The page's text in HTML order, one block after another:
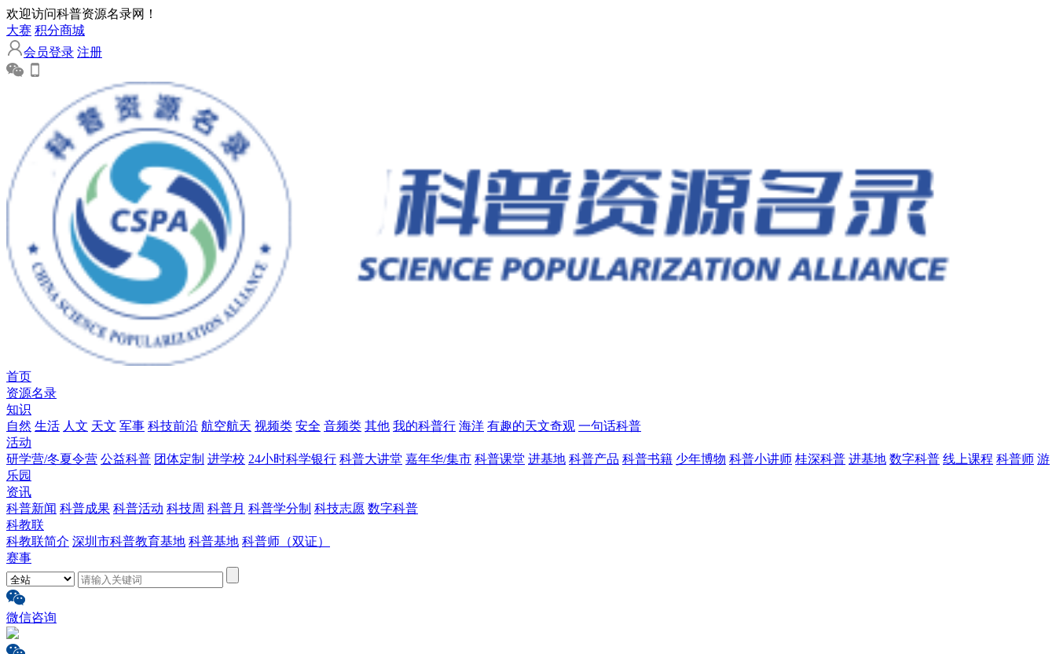
欢迎访问科普资源名录网！
大赛 积分商城
会员登录 注册
首页
资源名录
知识
自然 生活 人文 天文 军事 科技前沿 航空航天 视频类 安全 音频类 其他 我的科普行 海洋 有趣的天文奇观 一句话科普
活动
研学营/冬夏令营 公益科普 团体定制 进学校 24小时科学银行 科普大讲堂 嘉年华/集市 科普课堂 进基地 科普产品 科普书籍 少年博物 科普小讲师 桂深科普 进基地 数字科普 线上课程 科普师 游
乐园
资讯
科普新闻 科普成果 科普活动 科技周 科普月 科普学分制 科技志愿 数字科普
科教联
科教联简介 深圳市科普教育基地 科普基地 科普师（双证）
赛事
微信咨询